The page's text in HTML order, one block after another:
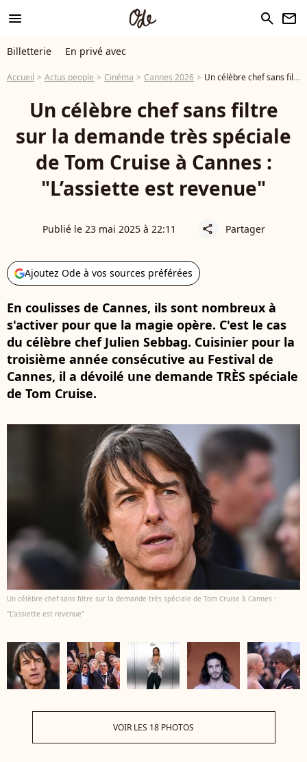
menu search newsletter
Billetterie En privé avec
Accueil Actus people Cinéma Cannes 2026 Un célèbre chef sans filtre sur la demande très spéciale de Tom Cruise à Cannes : "L’assiette est revenue"
Un célèbre chef sans filtre
sur la demande très spéciale
de Tom Cruise à Cannes :
"L’assiette est revenue"
Publié le 23 mai 2025 à 22:11 share Partager
Ajoutez Ode à vos sources préférées
En coulisses de Cannes, ils sont nombreux à
s'activer pour que la magie opère. C'est le cas
du célèbre chef Julien Sebbag. Cuisinier pour la
troisième année consécutive au Festival de
Cannes, il a dévoilé une demande TRÈS spéciale
de Tom Cruise.
Un célèbre chef sans filtre sur la demande très spéciale de Tom Cruise à Cannes :
"L’assiette est revenue"
VOIR LES 18 PHOTOS